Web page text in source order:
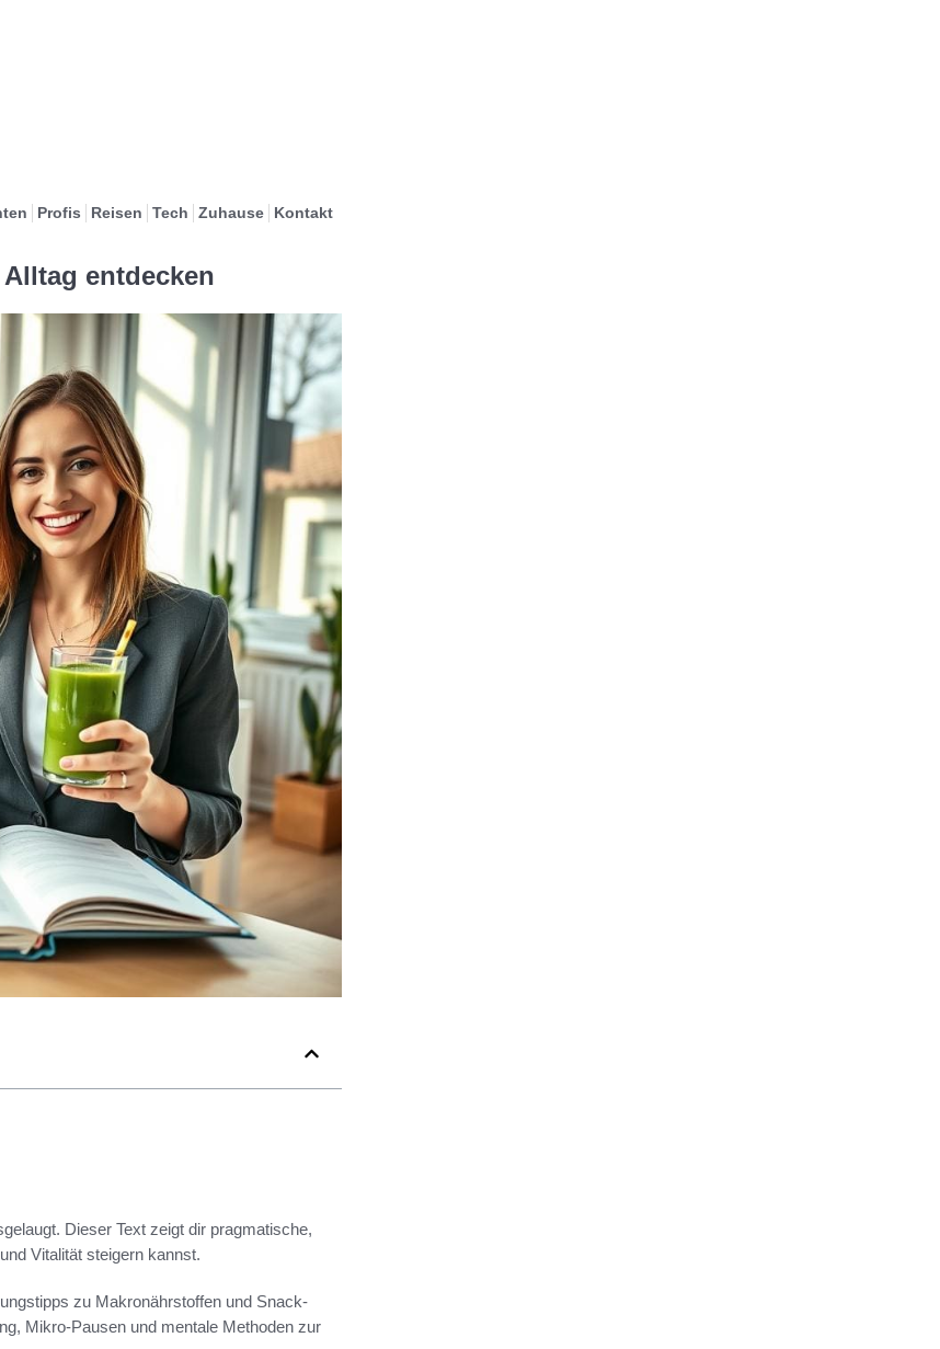
Profis Reisen Tech Zuhause Kontakt
entdecken
Dieser Text zeigt dir pragmatische,
Vitalität steigern kannst.
zu Makronährstoffen und Snack-
Mikro-Pausen und mentale Methoden zur